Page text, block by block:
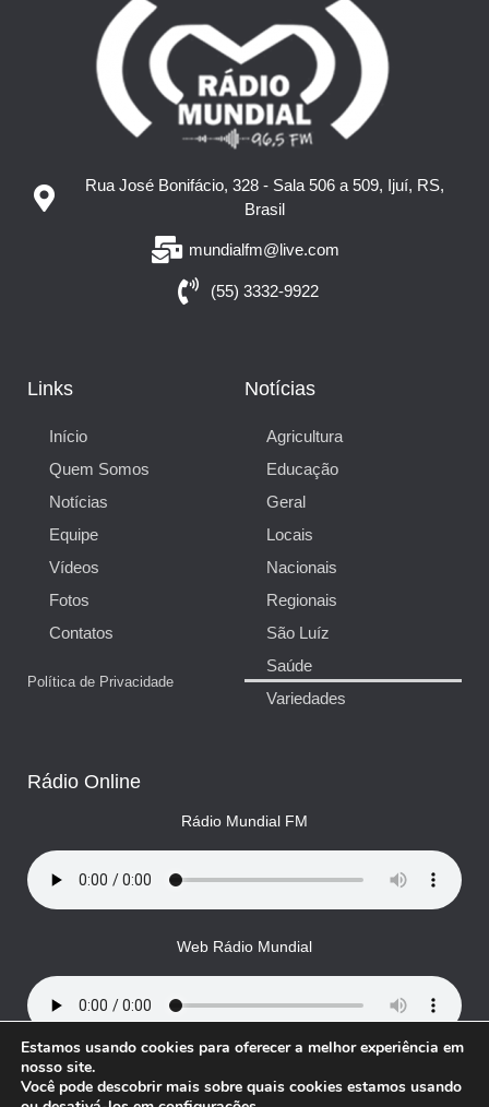
Rua José Bonifácio, 328 - Sala 506 a 509, Ijuí, RS,
Brasil
mundialfm@live.com
(55) 3332-9922
Links
Início
Quem Somos
Notícias
Equipe
Vídeos
Fotos
Contatos
Política de Privacidade
Notícias
Agricultura
Educação
Geral
Locais
Nacionais
Regionais
São Luíz
Saúde
Variedades
Rádio Online
Rádio Mundial FM
Web Rádio Mundial
© Rádio Mundial, todos os direitos reservados
Estamos usando cookies para oferecer a melhor experiência em
nosso site.
Você pode descobrir mais sobre quais cookies estamos usando